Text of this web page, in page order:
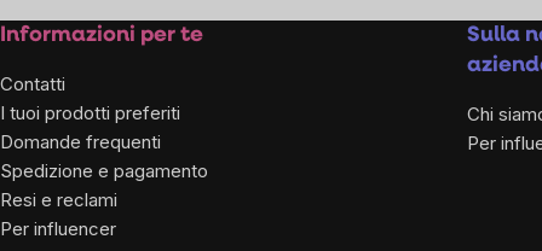
Footer
Informazioni per te
Contatti
I tuoi prodotti preferiti
Domande frequenti
Spedizione e pagamento
Resi e reclami
Per influencer
Sulla
Chi
Per